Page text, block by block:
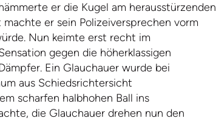
er die Kugel am herausstürzenden
er sein Polizeiversprechen vorm
Nun keimte erst recht im
gegen die höherklassigen
Ein Glauchauer wurde bei
aus Schiedsrichtersicht
scharfen halbhohen Ball ins
die Glauchauer drehen nun den